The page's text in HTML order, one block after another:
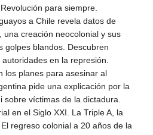
para siempre.
a Chile revela datos de
una creación neocolonial y sus
golpes blandos. Descubren
en la represión.
los planes para asesinar al
pide una explicación por la
víctimas de la dictadura.
en el Siglo XXI. La Triple A, la
regreso colonial a 20 años de la